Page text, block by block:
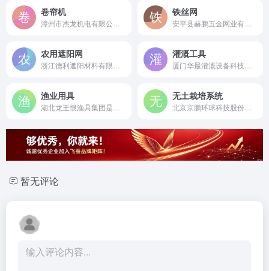
卷帘机 铁丝网
农用遮阳网 灌溉工具
渔业用具 无土栽培系统
暂无评论